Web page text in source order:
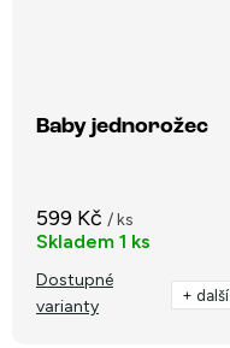
Baby jednorožec
599 Kč / ks
Skladem 1 ks
Dostupné
varianty
+ další